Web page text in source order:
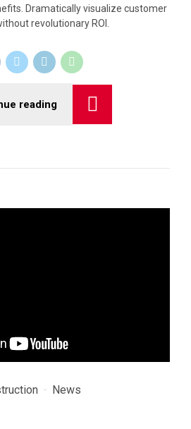
Dramatically visualize customer
revolutionary ROI.
reading
News